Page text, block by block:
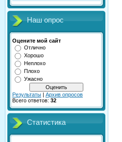
Наш опрос
Оцените мой сайт
Отлично
Хорошо
Неплохо
Плохо
Ужасно
Результаты | Архив опросов
Всего ответов: 32
Статистика